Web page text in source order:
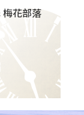
梅花部落